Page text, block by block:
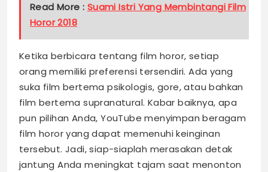
Read More : Suami Istri Yang Membintangi Film
Horor 2018
Ketika berbicara tentang film horor, setiap
orang memiliki preferensi tersendiri. Ada yang
suka film bertema psikologis, gore, atau bahkan
film bertema supranatural. Kabar baiknya, apa
pun pilihan Anda, YouTube menyimpan beragam
film horor yang dapat memenuhi keinginan
tersebut. Jadi, siap-siaplah merasakan detak
jantung Anda meningkat tajam saat menonton